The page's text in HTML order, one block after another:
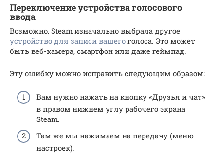
Переключение устройства голосового
ввода
Возможно, Steam изначально выбрала другое
устройство для записи вашего голоса. Это может
быть веб-камера, смартфон или даже геймпад.
Эту ошибку можно исправить следующим образом:
Вам нужно нажать на кнопку «Друзья и чат»
в правом нижнем углу рабочего экрана
Steam.
Там же мы нажимаем на передачу (меню
настроек).